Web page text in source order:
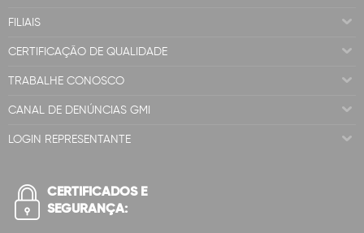
FILIAIS
CERTIFICAÇÃO DE QUALIDADE
TRABALHE CONOSCO
CANAL DE DENÚNCIAS GMI
LOGIN REPRESENTANTE
CERTIFICADOS E
SEGURANÇA: